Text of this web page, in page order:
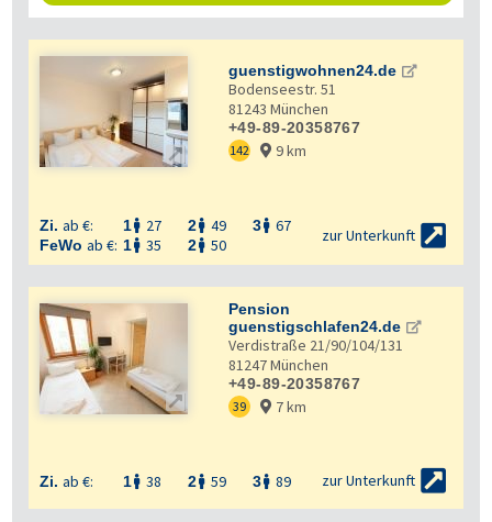

guenstigwohnen24.de
Bodenseestr. 51
81243 München
+49-89-20358767
142  9 km
Zi. ab €: 1 27 2 49 3 67
FeWo ab €: 1 35 2 50
zur Unterkunft 

Pension
guenstigschlafen24.de
Verdistraße 21/90/104/131
81247München
+49-89-20358767
39  7 km
Zi. ab €: 1 38 2 59 3 89 zur Unterkunft 